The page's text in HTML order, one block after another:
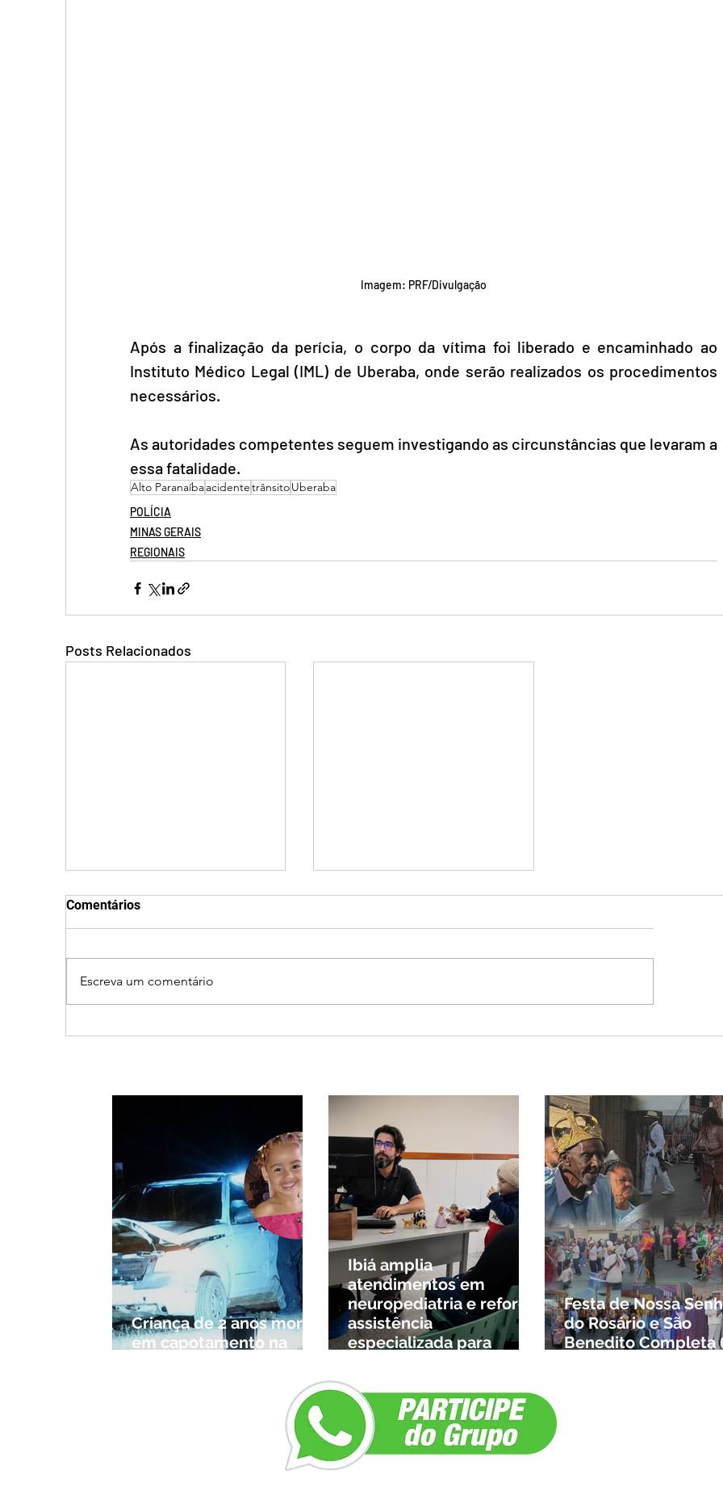
Imagem: PRF/Divulgação
Após a finalização da perícia, o corpo da vítima foi liberado e encaminhado ao
Instituto Médico Legal (IML) de Uberaba, onde serão realizados os procedimentos
necessários.
As autoridades competentes seguem investigando as circunstâncias que levaram a
essa fatalidade.
Alto ParanaíbaacidentetrânsitoUberaba
POLÍCIA
MINAS GERAIS
REGIONAIS
Posts Relacionados
provocar rajadas de vento
mensagem divina, mas
Comentários
Escreva um comentário
Criança de 2 anos morre
em capotamento na
Ibiá amplia
atendimentos em
neuropediatria e reforça
assistência
especializada para
região
Festa de Nossa
do Rosário e São
Benedito Completa